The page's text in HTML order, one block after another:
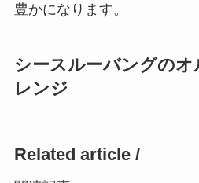
豊かになります。
シースルーバングの
レンジ
Related article /